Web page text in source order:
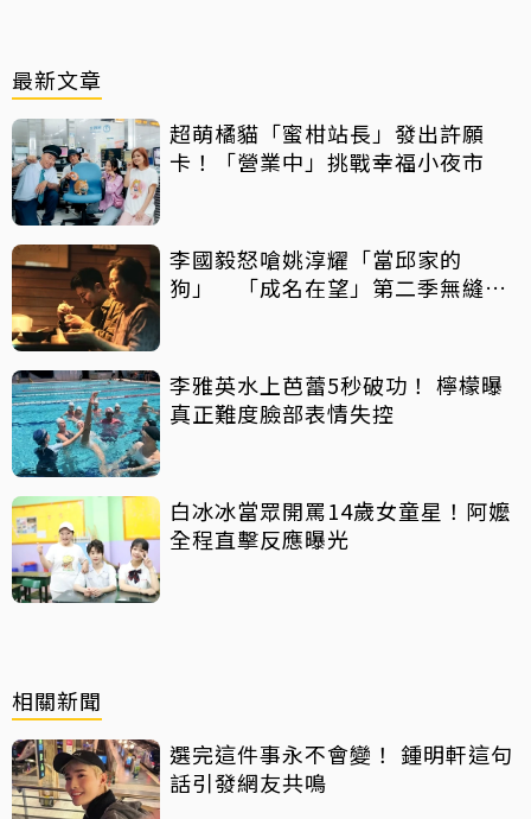
最新文章
超萌橘貓「蜜柑站長」發出許願
卡！「營業中」挑戰幸福小夜市
李國毅怒嗆姚淳耀「當邱家的
狗」 「成名在望」第二季無縫開
李雅英水上芭蕾5秒破功！ 檸檬曝
真正難度臉部表情失控
白冰冰當眾開罵14歲女童星！阿嬤
全程直擊反應曝光
相關新聞
選完這件事永不會變！ 鍾明軒這句
話引發網友共鳴